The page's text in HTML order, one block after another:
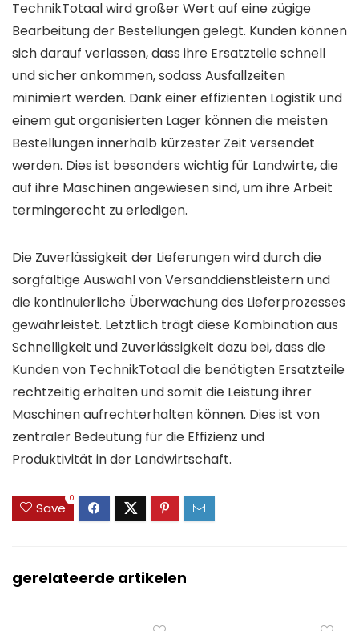
TechnikTotaal wird großer Wert auf eine zügige
Bearbeitung der Bestellungen gelegt. Kunden können
sich darauf verlassen, dass ihre Ersatzteile schnell
und sicher ankommen, sodass Ausfallzeiten
minimiert werden. Dank einer effizienten Logistik und
einem gut organisierten Lager können die meisten
Bestellungen innerhalb kürzester Zeit versendet
werden. Dies ist besonders wichtig für Landwirte, die
auf ihre Maschinen angewiesen sind, um ihre Arbeit
termingerecht zu erledigen.
Die Zuverlässigkeit der Lieferungen wird durch die
sorgfältige Auswahl von Versanddienstleistern und
die kontinuierliche Überwachung des Lieferprozesses
gewährleistet. Letztlich trägt diese Kombination aus
Schnelligkeit und Zuverlässigkeit dazu bei, dass die
Kunden von TechnikTotaal die benötigten Ersatzteile
rechtzeitig erhalten und somit die Leistung ihrer
Maschinen aufrechterhalten können. Dies ist von
zentraler Bedeutung für die Effizienz und
Produktivität in der Landwirtschaft.
Save
0
gerelateerde artikelen